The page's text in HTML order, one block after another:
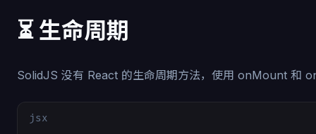
⏳ 生命周期
SolidJS 没有 React 的生命周期方法，使用 onMount 和
jsx